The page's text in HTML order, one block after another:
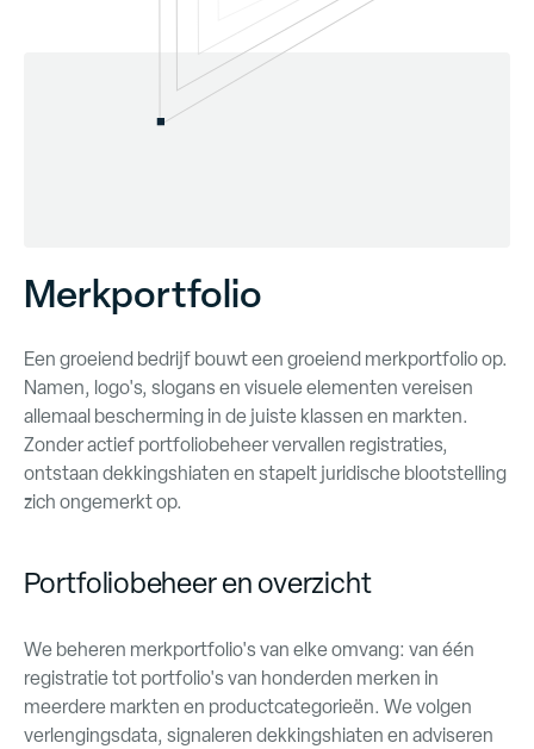
Merkportfolio
Een groeiend bedrijf bouwt een groeiend merkportfolio op.
Namen, logo's, slogans en visuele elementen vereisen
allemaal bescherming in de juiste klassen en markten.
Zonder actief portfoliobeheer vervallen registraties,
ontstaan dekkingshiaten en stapelt juridische blootstelling
zich ongemerkt op.
Portfoliobeheer en overzicht
We beheren merkportfolio's van elke omvang: van één
registratie tot portfolio's van honderden merken in
meerdere markten en productcategorieën. We volgen
verlengingsdata, signaleren dekkingshiaten en adviseren